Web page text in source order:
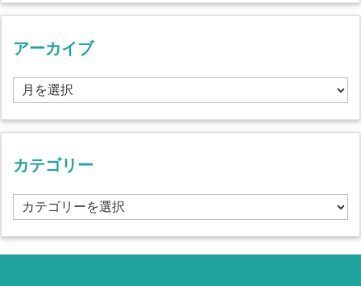
アーカイブ
ア
ー
カ
イ
カテゴリー
カ
テ
ゴ
リ